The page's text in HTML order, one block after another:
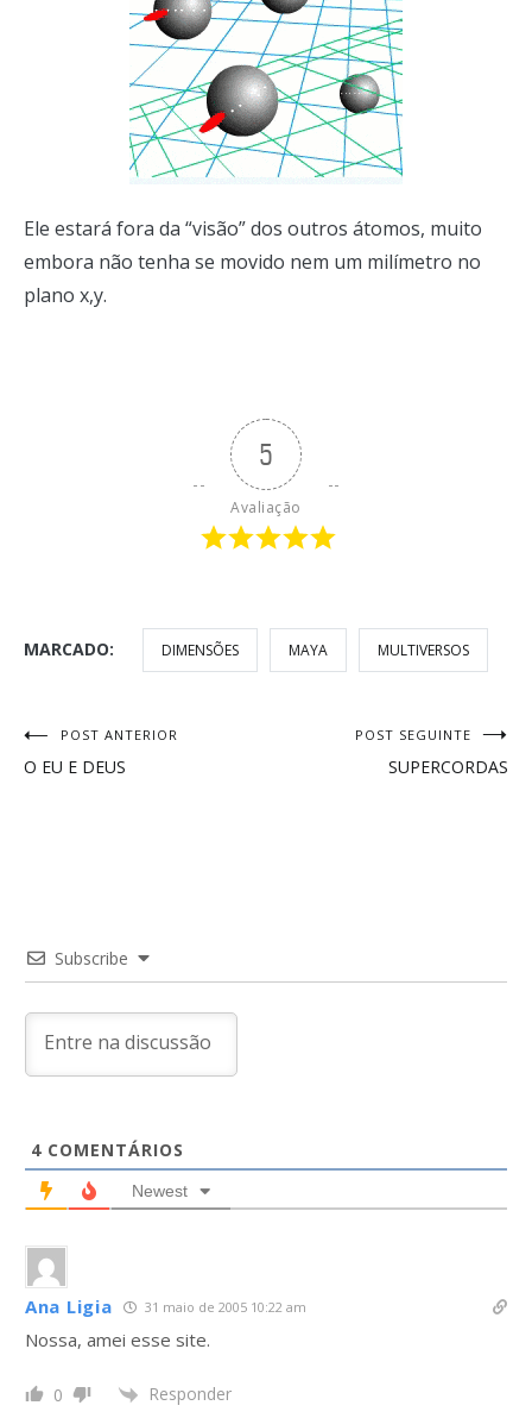
Ele estará fora da “visão” dos outros átomos, muito
embora não tenha se movido nem um milímetro no
plano x,y.
5
Avaliação
MARCADO: DIMENSÕES MAYA MULTIVERSOS
Navegação
de
POST ANTERIOR
O EU E DEUS
POST SEGUINTE
SUPERCORDAS
Subscribe
4 COMENTÁRIOS
Newest
Ana Ligia 31 maio de 2005 10:22 am
Nossa, amei esse site.
0 Responder